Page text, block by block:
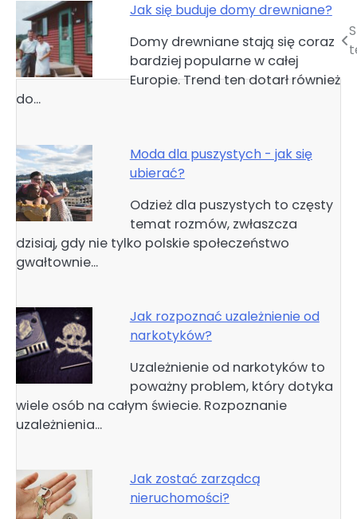
Jak się buduje domy drewniane?
Domy drewniane stają się coraz
bardziej popularne w całej
Europie. Trend ten dotarł również
do…
Moda dla puszystych - jak się
ubierać?
Odzież dla puszystych to częsty
temat rozmów, zwłaszcza
dzisiaj, gdy nie tylko polskie społeczeństwo
gwałtownie…
Jak rozpoznać uzależnienie od
narkotyków?
Uzależnienie od narkotyków to
poważny problem, który dotyka
wiele osób na całym świecie. Rozpoznanie
uzależnienia…
Jak zostać zarządcą
nieruchomości?
Nawigacja
wpisu